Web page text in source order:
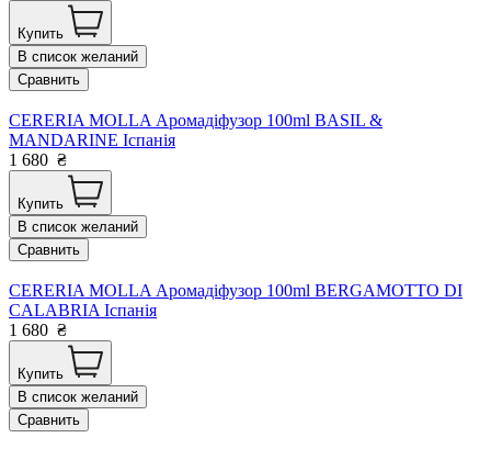
Купить
В список желаний
Сравнить
CERERIA MOLLA Аромадіфузор 100ml BASIL &
MANDARINE Іспанія
1 680 ₴
Купить
В список желаний
Сравнить
CERERIA MOLLA Аромадіфузор 100ml BERGAMOTTO DI
CALABRIA Іспанія
1 680 ₴
Купить
В список желаний
Сравнить